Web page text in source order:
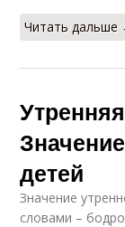
Читать дальше
детей
Значение
словами –